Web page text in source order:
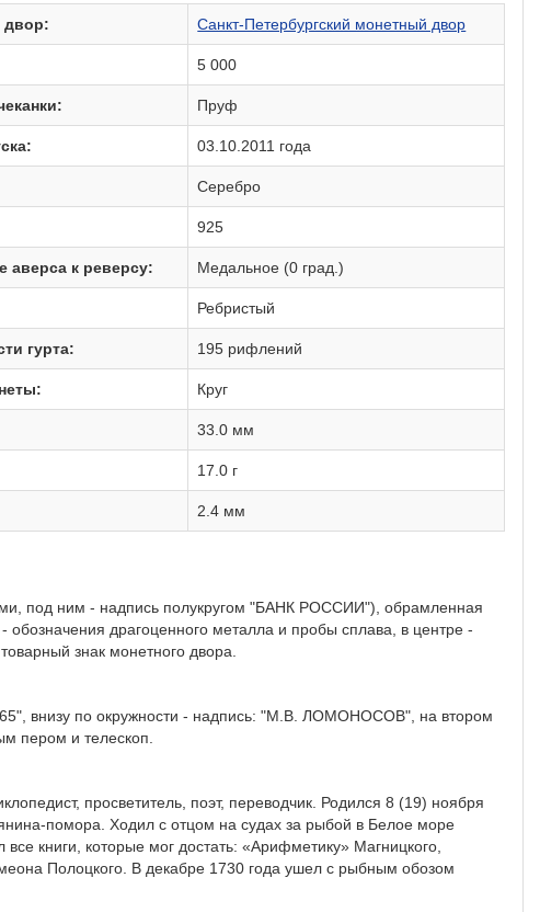
двор: Санкт-Петербургский монетный двор
5 000
Пруф
03.10.2011 года
Серебро
925
аверса к реверсу: Медальное (0 град.)
Ребристый
гурта: 195 рифлений
Круг
33.0 мм
17.0 г
2.4 мм
под ним - надпись полукругом "БАНК РОССИИ"), обрамленная
драгоценного металла и пробы сплава, в центре -
знак монетного двора.
внизу по окружности - надпись: "М.В. ЛОМОНОСОВ", на втором
пером и телескоп.
просветитель, поэт, переводчик. Родился 8 (19) ноября
помора. Ходил с отцом на судах за рыбой в Белое море
книги, которые мог достать: «Арифметику» Магницкого,
Полоцкого. В декабре 1730 года ушел с рыбным обозом